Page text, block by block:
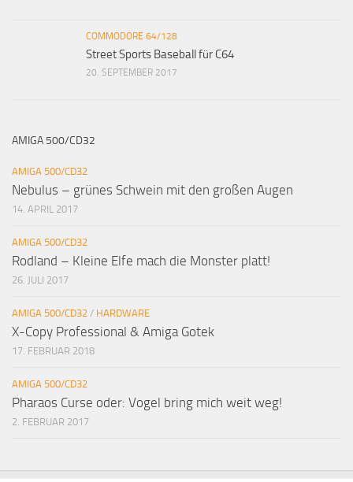
COMMODORE 64/128
Street Sports Baseball für C64
20. SEPTEMBER 2017
AMIGA 500/CD32
AMIGA 500/CD32
Nebulus – grünes Schwein mit den großen Augen
14. APRIL 2017
AMIGA 500/CD32
Rodland – Kleine Elfe mach die Monster platt!
26. JULI 2017
AMIGA 500/CD32 / HARDWARE
X-Copy Professional & Amiga Gotek
17. FEBRUAR 2018
AMIGA 500/CD32
Pharaos Curse oder: Vogel bring mich weit weg!
2. FEBRUAR 2017